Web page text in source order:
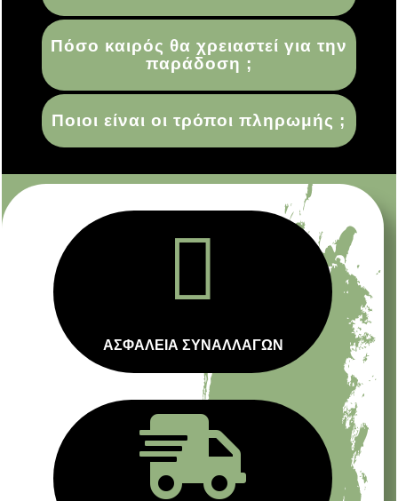
Πόσο καιρός θα χρειαστεί για την
παράδοση ;
Ποιοι είναι οι τρόποι πληρωμής ;

ΑΣΦΑΛΕΙΑ ΣΥΝΑΛΛΑΓΩΝ
